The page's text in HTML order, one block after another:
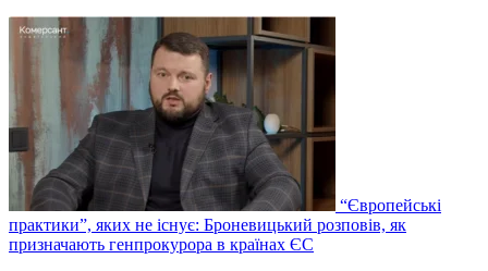
“Європейські
практики”, яких не існує: Броневицький розповів, як
призначають генпрокурора в країнах ЄС